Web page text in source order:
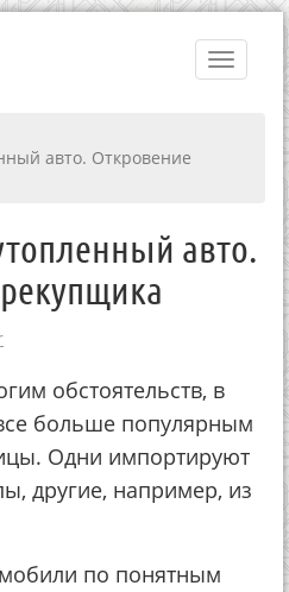
Toggle
авто. Откровение
авто.
обстоятельств, в
больше популярным
Одни импортируют
другие, например, из
по понятным